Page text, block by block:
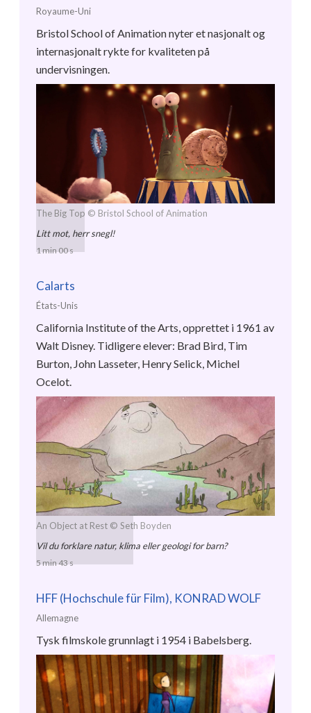
Royaume-Uni
Bristol School of Animation nyter et nasjonalt og
internasjonalt rykte for kvaliteten på
undervisningen.
The Big Top © Bristol School of Animation
Litt mot, herr snegl!
1 min 00 s
Calarts
États-Unis
California Institute of the Arts, opprettet i 1961 av
Walt Disney. Tidligere elever: Brad Bird, Tim
Burton, John Lasseter, Henry Selick, Michel
Ocelot.
An Object at Rest © Seth Boyden
Vil du forklare natur, klima eller geologi for barn?
5 min 43 s
HFF (Hochschule für Film), KONRAD WOLF
Allemagne
Tysk filmskole grunnlagt i 1954 i Babelsberg.